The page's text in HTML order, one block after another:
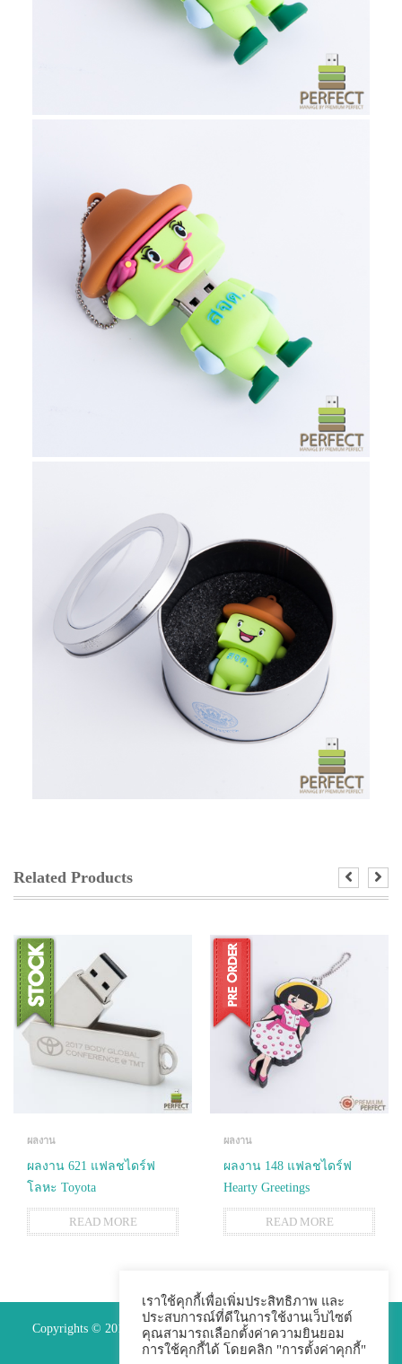
Related Products
ผลงาน
ผลงาน 621 แฟลชไดร์ฟ
โลหะ Toyota
READ MORE
ผลงาน
ผลงาน 148 แฟลชไดร์ฟ
Hearty Greetings
READ MORE
Copyrights © 2015 Premium Perfect Co.,ltd. All Rights Reserved.
เราใช้คุกกี้เพื่อเพิ่มประสิทธิภาพ และ
ประสบการณ์ที่ดีในการใช้งานเว็บไซต์
คุณสามารถเลือกตั้งค่าความยินยอม
การใช้คุกกี้ได้ โดยคลิก "การตั้งค่าคุกกี้"